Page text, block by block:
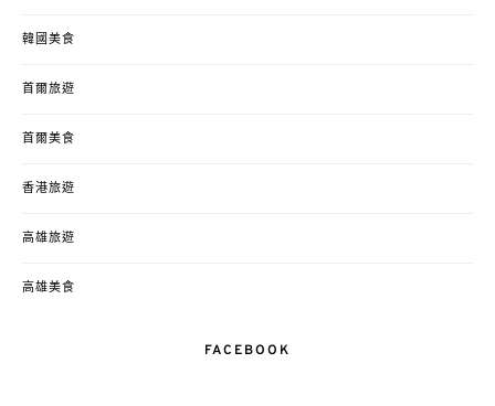
韓國美食
首爾旅遊
首爾美食
香港旅遊
高雄旅遊
高雄美食
FACEBOOK